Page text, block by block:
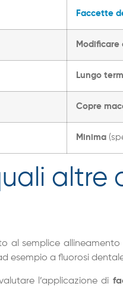
Faccette
Modificare
Lungo
Copre
Minima
altre
al semplice
esempio a fluorosi
l’applicazione di